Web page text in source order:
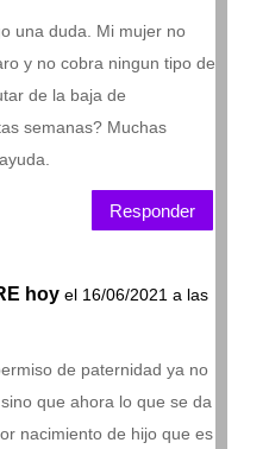
una duda. Mi mujer no
y no cobra ningun tipo de
de la baja de
semanas? Muchas
Responder
hoy el 16/06/2021 a las
de paternidad ya no
que ahora lo que se da
nacimiento de hijo que es